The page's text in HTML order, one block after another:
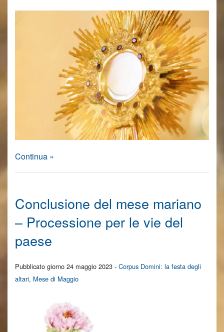
Photogallery
Continua »
Conclusione del mese mariano
– Processione per le vie del
paese
Pubblicato giorno 24 maggio 2023 - Corpus Domini: la festa degli
altari, Mese di Maggio